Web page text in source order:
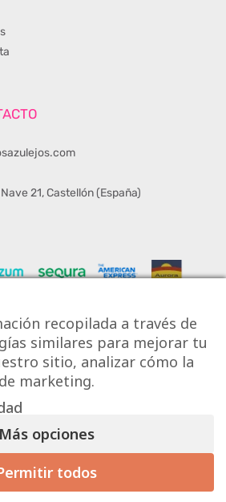
21, Castellón (España)
© Onlytiles S.L.
de los Azulejos ®
Diseño Web
recopilada a través de
similares para mejorar tu
sitio, analizar cómo la
marketing.
Más opciones
todos